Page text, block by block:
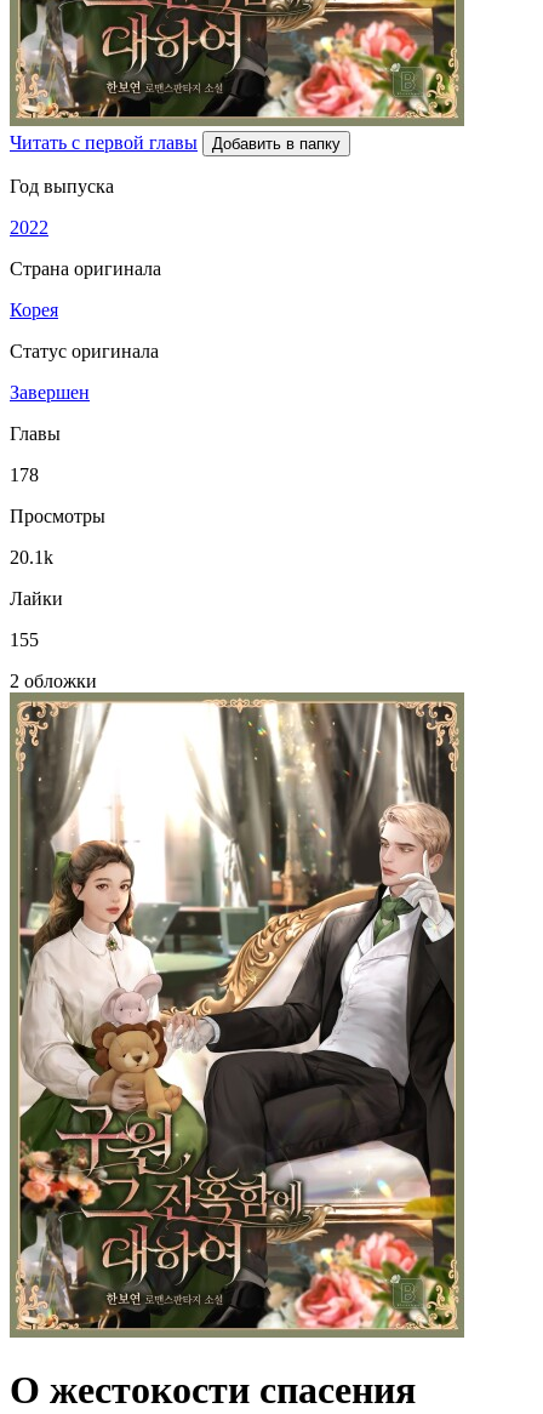
Читать с первой главы Добавить в папку
Год выпуска
2022
Страна оригинала
Корея
Статус оригинала
Завершен
Главы
178
Просмотры
20.1k
Лайки
155
2 обложки
О жестокости спасения